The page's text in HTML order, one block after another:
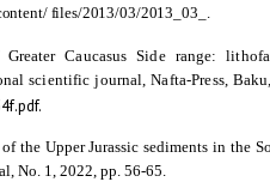
files/2013/03/2013_03_ .
Caucasus Side range:
scientific journal, Nafta-Press,
the Upper Jurassic sediments in the
No. 1, 2022, pp. 56-65.